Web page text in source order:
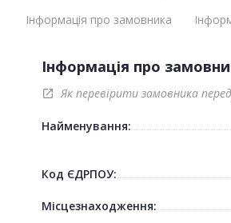
Інформація про замовника
Інформація про
open_in_new Як перевірити замовника
Найменування:
Код ЄДРПОУ:
Місцезнаходження: